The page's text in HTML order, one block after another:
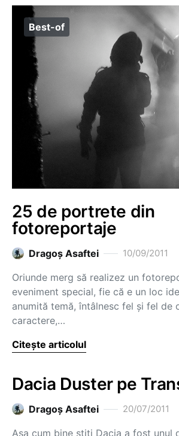
Best-of
25 de portrete din
fotoreportaje
Dragoş Asaftei 10/09/2011
Oriunde merg să realizez un
eveniment special, fie că e un loc
anumită temă, întâlnesc fel și fel de
caractere,…
Citește articolul
Dacia Duster pe
Dragoş Asaftei 20/07/2011
Aşa cum bine ştiţi Dacia a fost unul